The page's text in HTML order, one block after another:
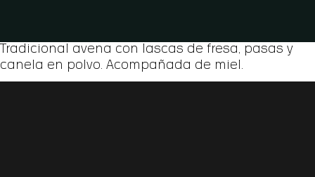
Tradicional avena con lascas de fresa, pasas y
canela en polvo. Acompañada de miel.